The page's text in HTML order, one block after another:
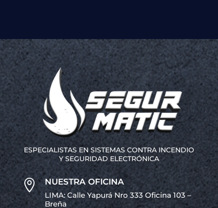
ESPECIALISTAS EN SISTEMAS CONTRA INCENDIO
Y SEGURIDAD ELECTRÓNICA
 NUESTRA OFICINA
LIMA: Calle Yapurá Nro 333 Oficina 103 –
Breña